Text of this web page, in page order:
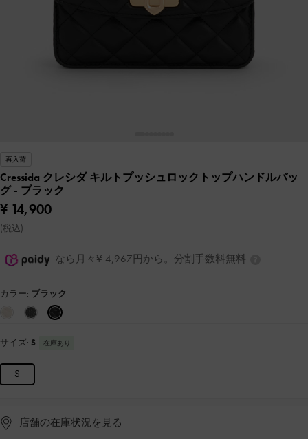
再入荷
Cressida クレシダ キルトプッシュロックトップハンドルバッ
グ- ブラック
¥ 14,900
(税込)
なら月々¥ 4,967円から。分割手数料無料
カラー: ブラック
サイズ: S 在庫あり
S
店舗の在庫状況を見る